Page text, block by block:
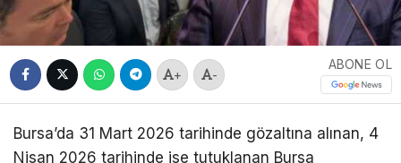
+ -
ABONE OL
Bursa’da 31 Mart 2026 tarihinde gözaltına alınan, 4
Nisan 2026 tarihinde ise tutuklanan Bursa